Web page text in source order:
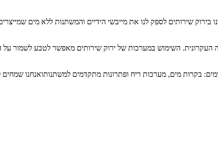
שירותים לספק לנו את מייבשי הידיים והמשתנות ללא מים שמייצרים
השימוש במערכות של ירוק שירותים מאפשר לטבע לשמור על
בקרות מים, מערכות ריח ופתרונות מתקדמים למשתנותואנחנו